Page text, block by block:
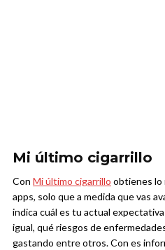
Mi último cigarrillo
Con Mi último cigarrillo obtienes lo
apps, solo que a medida que vas
indica cuál es tu actual
igual, qué riesgos de
gastando entre otros. Con es